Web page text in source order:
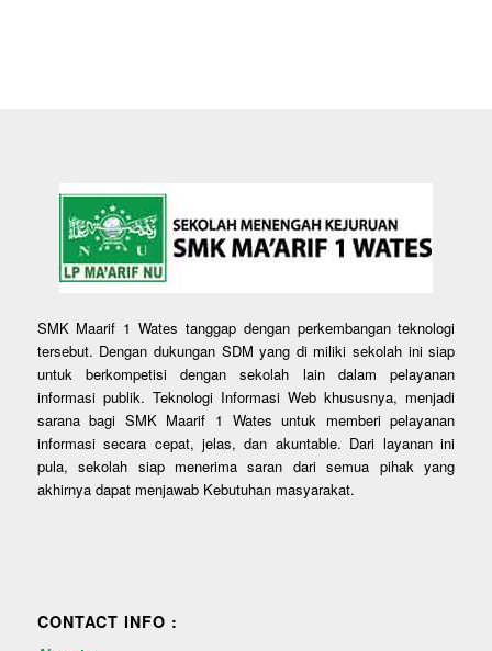
SMK Maarif 1 Wates tanggap dengan perkembangan teknologi
tersebut. Dengan dukungan SDM yang di miliki sekolah ini siap
untuk berkompetisi dengan sekolah lain dalam pelayanan
informasi publik. Teknologi Informasi Web khususnya, menjadi
sarana bagi SMK Maarif 1 Wates untuk memberi pelayanan
informasi secara cepat, jelas, dan akuntable. Dari layanan ini
pula, sekolah siap menerima saran dari semua pihak yang
akhirnya dapat menjawab Kebutuhan masyarakat.
CONTACT INFO :